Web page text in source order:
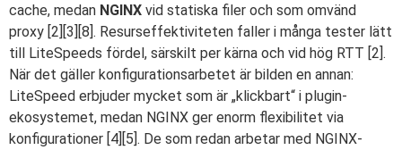
cache, medan NGINX vid statiska filer och som omvänd
proxy [2][3][8]. Resurseffektiviteten faller i många tester lätt
till LiteSpeeds fördel, särskilt per kärna och vid hög RTT [2].
När det gäller konfigurationsarbetet är bilden en annan:
LiteSpeed erbjuder mycket som är „klickbart“ i plugin-
ekosystemet, medan NGINX ger enorm flexibilitet via
konfigurationer [4][5]. De som redan arbetar med NGINX-